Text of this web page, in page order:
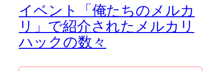
イベント「俺たちのメルカ
リ」で紹介されたメルカリ
ハックの数々